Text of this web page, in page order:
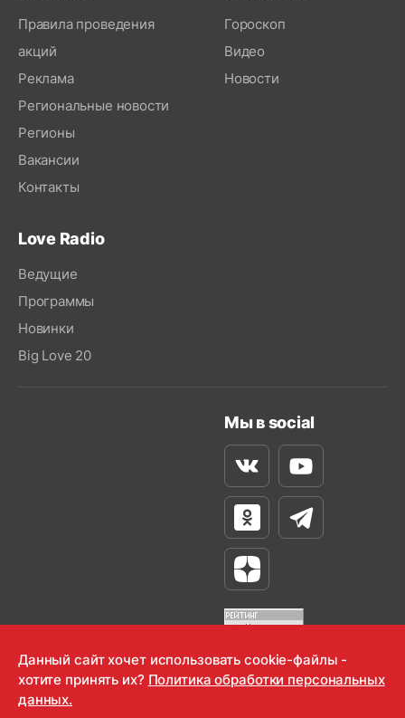
Правила проведения
акций
Реклама
Региональные новости
Регионы
Вакансии
Контакты
Гороскоп
Видео
Новости
Love Radio
Ведущие
Программы
Новинки
Big Love 20
Мы в social
ВконтактеYoutube
Одноклассники
Телеграм
Яндекс Дзен
OOO "Радио-Любовь" 2000-2026
Данный сайт хочет использовать cookie-файлы -
хотите принять их? Политика обработки персональных
данных.